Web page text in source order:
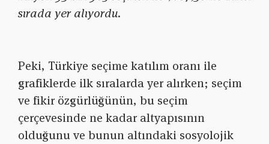
sırada yer alıyordu.
Peki, Türkiye seçime katılım oranı ile
grafiklerde ilk sıralarda yer alırken; seçim
ve fikir özgürlüğünün, bu seçim
çerçevesinde ne kadar altyapısının
olduğunu ve bunun altındaki sosyolojik